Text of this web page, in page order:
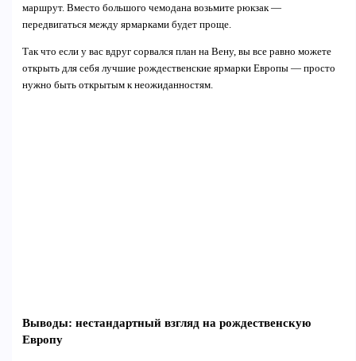
маршрут. Вместо большого чемодана возьмите рюкзак —
передвигаться между ярмарками будет проще.
Так что если у вас вдруг сорвался план на Вену, вы все равно можете
открыть для себя лучшие рождественские ярмарки Европы — просто
нужно быть открытым к неожиданностям.
Выводы: нестандартный взгляд на рождественскую
Европу